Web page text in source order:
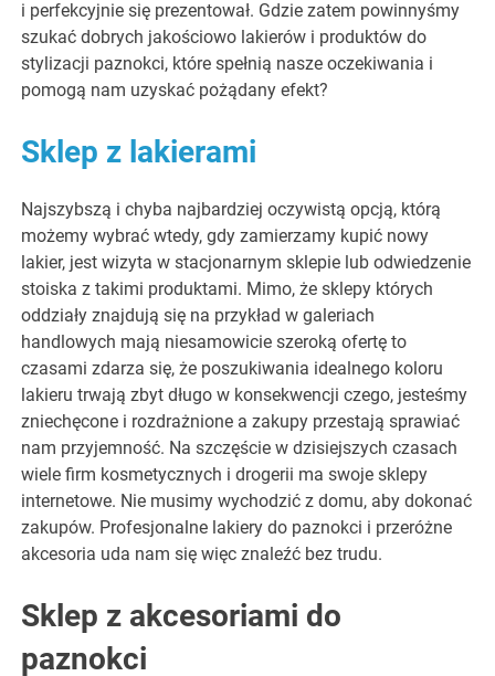
i perfekcyjnie się prezentował. Gdzie zatem powinnyśmy
szukać dobrych jakościowo lakierów i produktów do
stylizacji paznokci, które spełnią nasze oczekiwania i
pomogą nam uzyskać pożądany efekt?
Sklep z lakierami
Najszybszą i chyba najbardziej oczywistą opcją, którą
możemy wybrać wtedy, gdy zamierzamy kupić nowy
lakier, jest wizyta w stacjonarnym sklepie lub odwiedzenie
stoiska z takimi produktami. Mimo, że sklepy których
oddziały znajdują się na przykład w galeriach
handlowych mają niesamowicie szeroką ofertę to
czasami zdarza się, że poszukiwania idealnego koloru
lakieru trwają zbyt długo w konsekwencji czego, jesteśmy
zniechęcone i rozdrażnione a zakupy przestają sprawiać
nam przyjemność. Na szczęście w dzisiejszych czasach
wiele firm kosmetycznych i drogerii ma swoje sklepy
internetowe. Nie musimy wychodzić z domu, aby dokonać
zakupów. Profesjonalne lakiery do paznokci i przeróżne
akcesoria uda nam się więc znaleźć bez trudu.
Sklep z akcesoriami do
paznokci